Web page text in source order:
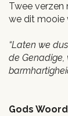
Twee verzen
we dit mooie
“Laten we
de Genadige,
Gods